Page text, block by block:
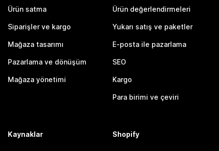
Ürün satma
Siparişler ve kargo
Mağaza tasarımı
Pazarlama ve dönüşüm
Mağaza yönetimi
Ürün değerlendirmeleri
Yukarı satış ve paketler
E-posta ile pazarlama
SEO
Kargo
Para birimi ve çeviri
Kaynaklar Shopify